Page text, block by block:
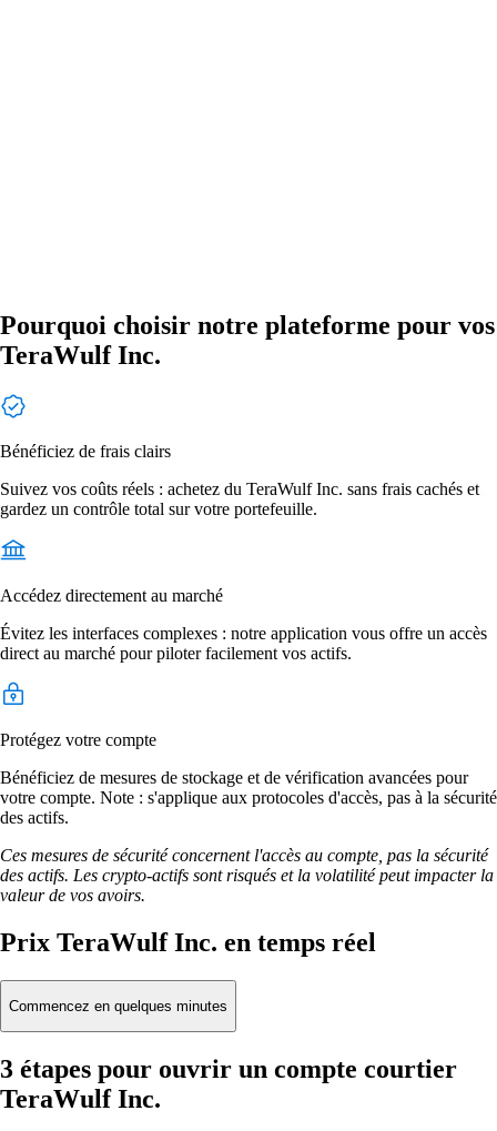
Pourquoi choisir notre plateforme pour vos
TeraWulf Inc.
Bénéficiez de frais clairs
Suivez vos coûts réels : achetez du TeraWulf Inc. sans frais cachés et
gardez un contrôle total sur votre portefeuille.
Accédez directement au marché
Évitez les interfaces complexes : notre application vous offre un accès
direct au marché pour piloter facilement vos actifs.
Protégez votre compte
Bénéficiez de mesures de stockage et de vérification avancées pour
votre compte. Note : s'applique aux protocoles d'accès, pas à la sécurité
des actifs.
Ces mesures de sécurité concernent l'accès au compte, pas la sécurité
des actifs. Les crypto-actifs sont risqués et la volatilité peut impacter la
valeur de vos avoirs.
Prix TeraWulf Inc. en temps réel
Commencez en quelques minutes
3 étapes pour ouvrir un compte courtier
TeraWulf Inc.